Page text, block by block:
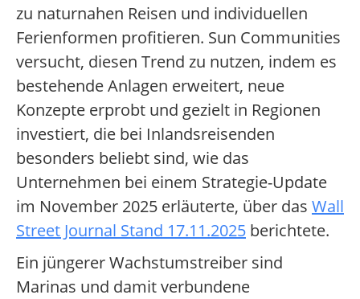
zu naturnahen Reisen und individuellen
Ferienformen profitieren. Sun Communities
versucht, diesen Trend zu nutzen, indem es
bestehende Anlagen erweitert, neue
Konzepte erprobt und gezielt in Regionen
investiert, die bei Inlandsreisenden
besonders beliebt sind, wie das
Unternehmen bei einem Strategie-Update
im November 2025 erläuterte, über das Wall
Street Journal Stand 17.11.2025 berichtete.
Ein jüngerer Wachstumstreiber sind
Marinas und damit verbundene